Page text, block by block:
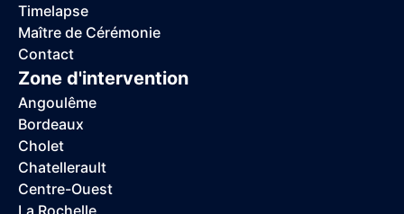
Timelapse
Maître de Cérémonie
Contact
Zone d'intervention
Angoulême
Bordeaux
Cholet
Chatellerault
Centre-Ouest